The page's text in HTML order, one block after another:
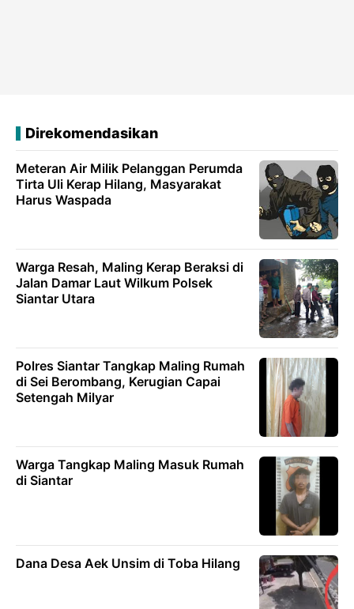
Direkomendasikan
Meteran Air Milik Pelanggan Perumda
Tirta Uli Kerap Hilang, Masyarakat
Harus Waspada
Warga Resah, Maling Kerap Beraksi di
Jalan Damar Laut Wilkum Polsek
Siantar Utara
Polres Siantar Tangkap Maling Rumah
di Sei Berombang, Kerugian Capai
Setengah Milyar
Warga Tangkap Maling Masuk Rumah
di Siantar
Dana Desa Aek Unsim di Toba Hilang